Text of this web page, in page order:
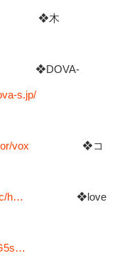
木
s.jp/
は
vox ❖コ
h… ❖love